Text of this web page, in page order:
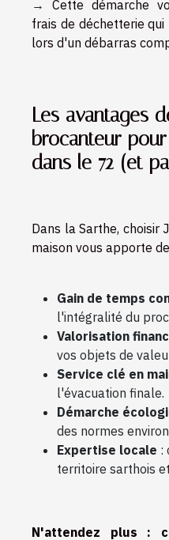
→ Cette démarche
frais de déchetterie
lors d'un débarras
Les avantages
brocanteur
dans le 72 (et
Dans la Sarthe, choisir
maison vous apporte
Gain de temps
l'intégralité du
Valorisation
vos objets de
Service clé en
l'évacuation finale.
Démarche
des normes
Expertise locale :
territoire sarthois
N'attendez plus :